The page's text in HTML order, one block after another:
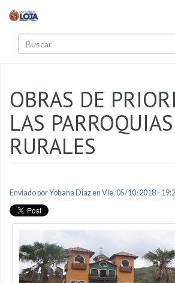
OBRAS DE
LAS PARROQUIAS
RURALES
Enviado porYohana Diazen Vie, 05/10/2018 -